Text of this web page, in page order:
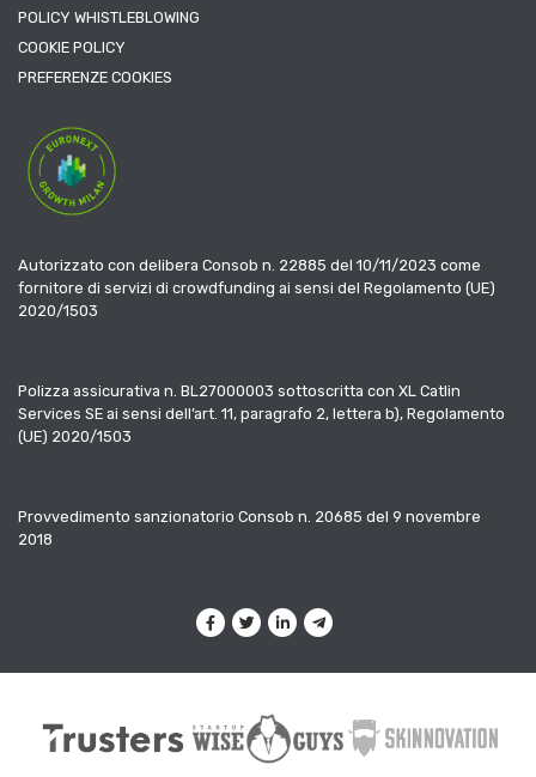
POLICY WHISTLEBLOWING
COOKIE POLICY
PREFERENZE COOKIES
Autorizzato con delibera Consob n. 22885 del 10/11/2023 come
fornitore di servizi di crowdfunding ai sensi del Regolamento (UE)
2020/1503
Polizza assicurativa n. BL27000003 sottoscritta con XL Catlin
Services SE ai sensi dell’art. 11, paragrafo 2, lettera b), Regolamento
(UE) 2020/1503
Provvedimento sanzionatorio Consob n. 20685 del 9 novembre
2018